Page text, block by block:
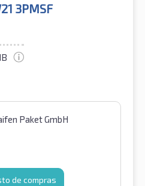
3PMSF
Paket GmbH
de compras